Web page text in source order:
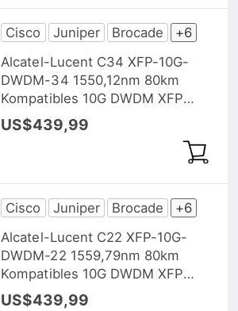
Cisco Juniper Brocade
+6
Alcatel-Lucent C34 XFP-10G-
DWDM-34 1550,12nm 80km
Kompatibles 10G DWDM XFP
Transceiver Modul, DOM
US$439,99
Cisco Juniper Brocade
+6
Alcatel-Lucent C22 XFP-10G-
DWDM-22 1559,79nm 80km
Kompatibles 10G DWDM XFP
Transceiver Modul, DOM
US$439,99